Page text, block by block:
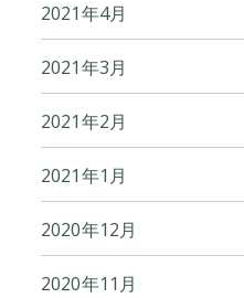
2021年4月
2021年3月
2021年2月
2021年1月
2020年12月
2020年11月